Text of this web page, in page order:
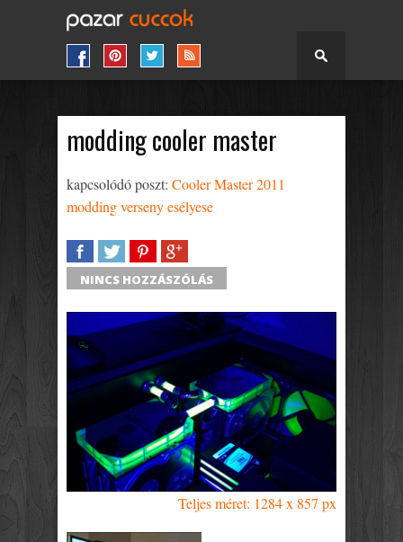
modding cooler master
kapcsolódó poszt: Cooler Master 2011
modding verseny esélyese
SHARETWEETSHARESHARE
NINCS HOZZÁSZÓLÁS
Teljes méret: 1284 x 857 px